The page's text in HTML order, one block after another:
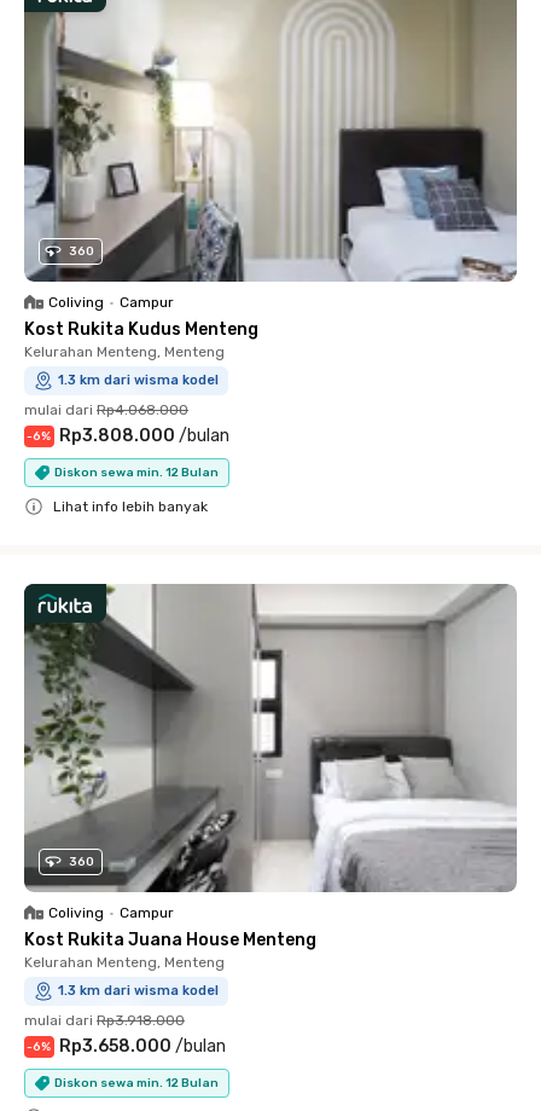
360
Coliving • Campur
Kost Rukita Kudus Menteng
Kelurahan Menteng, Menteng
1.3 km dari wisma kodel
mulai dari Rp4.068.000
-6% Rp3.808.000 /bulan
Diskon sewa min. 12 Bulan
Lihat info lebih banyak
360
Coliving • Campur
Kost Rukita Juana House Menteng
Kelurahan Menteng, Menteng
1.3 km dari wisma kodel
mulai dari Rp3.918.000
-6% Rp3.658.000 /bulan
Diskon sewa min. 12 Bulan